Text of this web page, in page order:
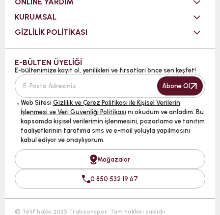
KURUMSAL
GİZLİLİK POLİTİKASI
E-BÜLTEN ÜYELİĞİ
E-bültenimize kayıt ol, yenilikleri ve fırsatları önce sen keşfet!
Abone Ol
Web Sitesi Gizlilik ve Çerez Politikası ile Kişisel Verilerin
İşlenmesi ve Veri Güvenliği Politikası nı okudum ve anladım. Bu
kapsamda kişisel verilerimin işlenmesini, pazarlama ve tanıtım
faaliyetlerinin tarafıma sms ve e-mail yoluyla yapılmasını
kabul ediyor ve onaylıyorum.
Mağazalar
0 850 532 19 67
© Telif hakkı 2025 Trabzonspor. Tüm hakları saklıdır.